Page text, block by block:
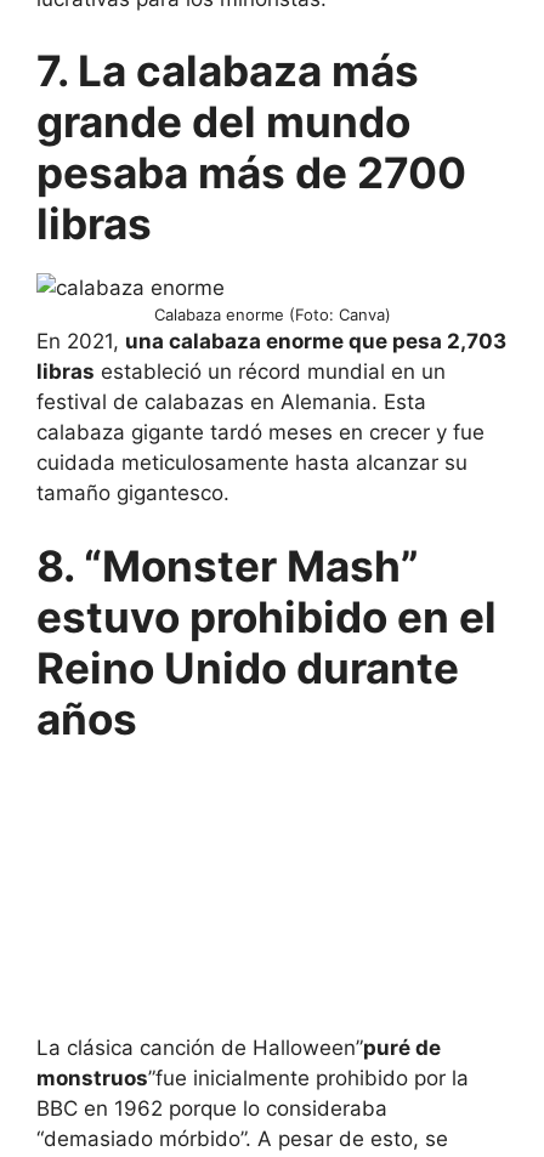
7. La calabaza más
grande del mundo
pesaba más de 2700
libras
Calabaza enorme (Foto: Canva)
En 2021, una calabaza enorme que pesa 2,703
libras estableció un récord mundial en un
festival de calabazas en Alemania. Esta
calabaza gigante tardó meses en crecer y fue
cuidada meticulosamente hasta alcanzar su
tamaño gigantesco.
8. “Monster Mash”
estuvo prohibido en el
Reino Unido durante
años
La clásica canción de Halloween”puré de
monstruos”fue inicialmente prohibido por la
BBC en 1962 porque lo consideraba
“demasiado mórbido”. A pesar de esto, se